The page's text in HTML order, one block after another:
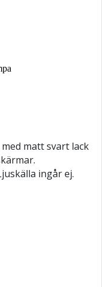
matt svart lack
ingår ej.